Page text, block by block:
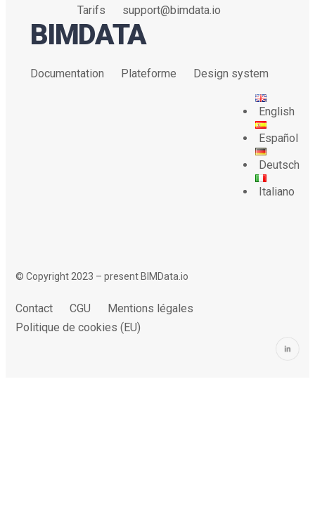
Tarifs support@bimdata.io
BIMDATA
Documentation Plateforme Design system
English
Español
Deutsch
Italiano
© Copyright 2023 – present BIMData.io
Contact CGU
Mentions légales
Politique de cookies (EU)